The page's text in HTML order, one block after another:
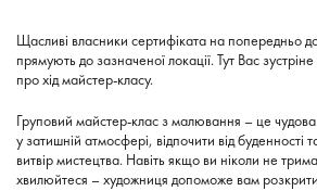
Щасливі власники сертифіката на попередньо
прямують до зазначеної локації. Тут Вас
про хід майстер-класу.
Груповий майстер-клас з малювання – це
у затишній атмосфері, відпочити від буденності
витвір мистецтва. Навіть якщо ви ніколи не
хвилюйтеся – художниця допоможе вам розкрити